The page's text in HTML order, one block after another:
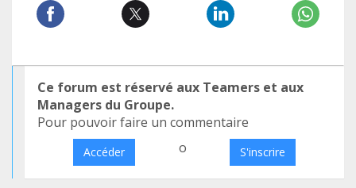
Ce forum est réservé aux Teamers et aux
Managers du Groupe.
Pour pouvoir faire un commentaire
Accéder o S'inscrire